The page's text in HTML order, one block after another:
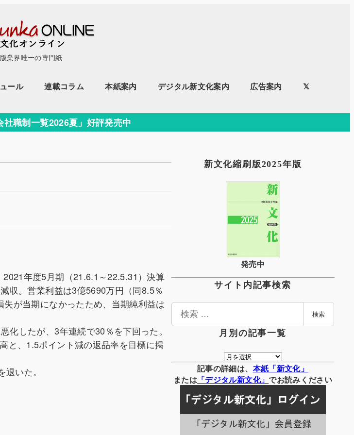
業界唯一の専門紙
ール 連載コラム 本紙案内 デジタル新文化案内 広告案内 𝕏
社職制一覧2026夏」好評発売中
年度5月期（21.6.1～22.5.31）決算
収。営業利益は3億5690万円（同8.5％
が当期になかったため、当期純利益は
化したが、3年連続で30％を下回った。
と、1.5ポイント減の返品率を目標に掲
いた。
新文化縮刷版2025年版
発売中
サイト内記事検索
検
検索
月別の記事一覧
月
別
の
事
一
覧
記事の詳細は、 本紙「新文化」
または 「デジタル新文化」でお読みください